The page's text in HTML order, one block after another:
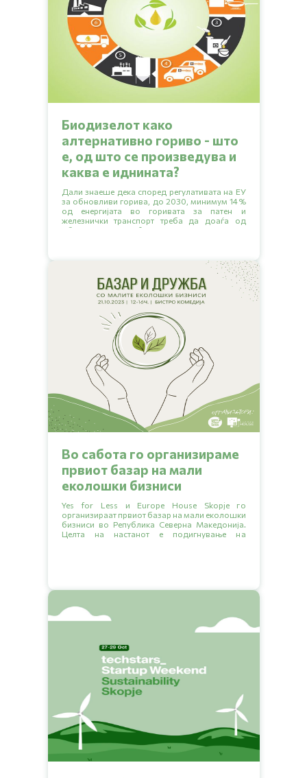
Биодизелот како
алтернативно гориво - што
е, од што се произведува и
каква е иднината?
Дали знаеше дека според регулативата на ЕУ
за обновливи горива, до 2030, минимум 14%
од енергијата во горивата за патен и
железнички транспорт треба да доаѓа од
обновливи извори? Прочитај ја статијата да
Во сабота го организираме
првиот базар на мали
еколошки бизниси
Yes for Less и Europe House Skopje го
организираат првиот базар на мали еколошки
бизниси во Република Северна Македонија.
Целта на настанот е подигнување на